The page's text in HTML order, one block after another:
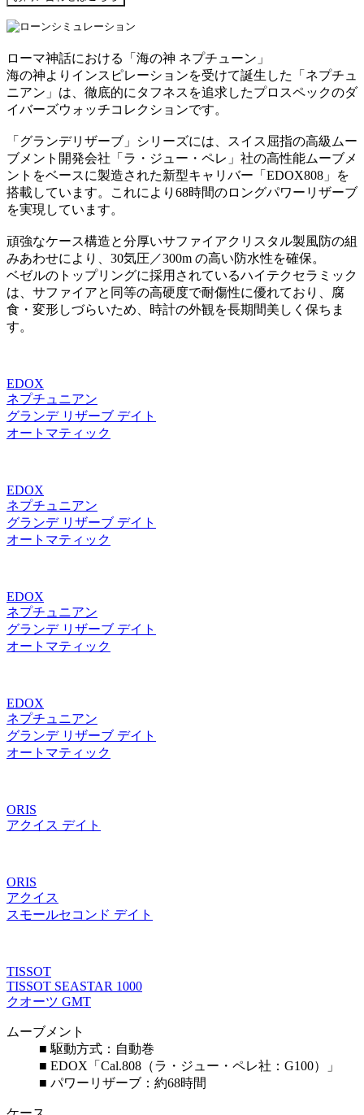
ローマ神話における「海の神 ネプチューン」
海の神よりインスピレーションを受けて誕生した「ネプチュ
ニアン」は、徹底的にタフネスを追求したプロスペックのダ
イバーズウォッチコレクションです。
「グランデリザーブ」シリーズには、スイス屈指の高級ムー
ブメント開発会社「ラ・ジュー・ペレ」社の高性能ムーブメ
ントをベースに製造された新型キャリバー「EDOX808」を
搭載しています。これにより68時間のロングパワーリザーブ
を実現しています。
頑強なケース構造と分厚いサファイアクリスタル製風防の組
みあわせにより、30気圧／300m の高い防水性を確保。
ベゼルのトップリングに採用されているハイテクセラミック
は、サファイアと同等の高硬度で耐傷性に優れており、腐
食・変形しづらいため、時計の外観を長期間美しく保ちま
す。
EDOX
ネプチュニアン
グランデ リザーブ デイト
オートマティック
EDOX
ネプチュニアン
グランデ リザーブ デイト
オートマティック
EDOX
ネプチュニアン
グランデ リザーブ デイト
オートマティック
EDOX
ネプチュニアン
グランデ リザーブ デイト
オートマティック
ORIS
アクイス デイト
ORIS
アクイス
スモールセコンド デイト
TISSOT
TISSOT SEASTAR 1000
クオーツ GMT
ムーブメント
■ 駆動方式：自動巻
■ EDOX「Cal.808（ラ・ジュー・ペレ社：G100）」
■ パワーリザーブ：約68時間